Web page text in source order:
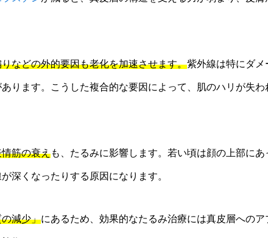
などの外的要因も老化を加速させます。紫外線は特にダ
ります。こうした複合的な要因によって、肌のハリが失わ
筋の衰えも、たるみに影響します。若い頃は顔の上部に
深くなったりする原因になります。
減少」にあるため、効果的なたるみ治療には真皮層への